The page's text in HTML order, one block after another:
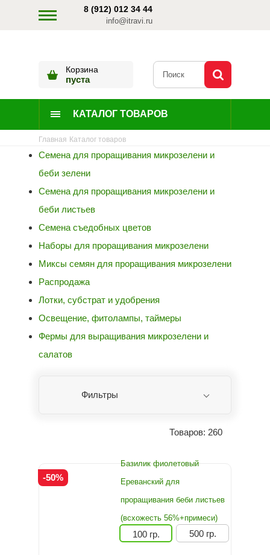
8 (912) 012 34 44
info@itravi.ru
Корзина
пуста
КАТАЛОГ ТОВАРОВ
Главная Каталог товаров
Семена для проращивания микрозелени и
беби зелени
Семена для проращивания микрозелени и
беби листьев
Семена съедобных цветов
Наборы для проращивания микрозелени
Миксы семян для проращивания микрозелени
Распродажа
Лотки, субстрат и удобрения
Освещение, фитолампы, таймеры
Фермы для выращивания микрозелени и
салатов
Фильтры
Товаров: 260
Базилик фиолетовый
Ереванский для
проращивания беби листьев
(всхожесть 56%+примеси)
-50%
100 гр. 500 гр.